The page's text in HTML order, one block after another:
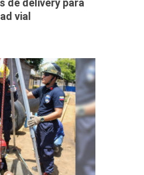
de delivery para
vial